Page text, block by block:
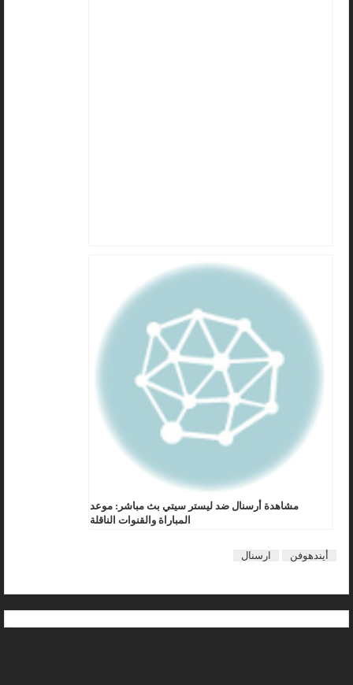
مشاهدة أرسنال ضد ليستر سيتي بث مباشر: موعد
المباراة والقنوات الناقلة
أيندهوفن ارسنال